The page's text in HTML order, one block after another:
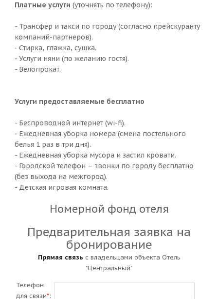
Платные услуги (уточнять по телефону):
- Трансфер и такси по городу (согласно прейскуранту
компаний-партнеров).
- Стирка, глажка, сушка.
- Услуги няни (по желанию гостя).
- Велопрокат.
Услуги предоставляемые бесплатно
- Беспроводной интернет (wi-fi).
- Ежедневная уборка номера (смена постельного
белья 1 раз в три дня).
- Ежедневная уборка мусора и застил кровати.
- Городской телефон – звонки по городу бесплатно
(без выхода на межгород).
- Детская игровая комната.
Номерной фонд отеля
Предварительная заявка на
бронирование
Прямая связь с владельцами объекта Отель
"Центральный"
Телефон
для связи*: